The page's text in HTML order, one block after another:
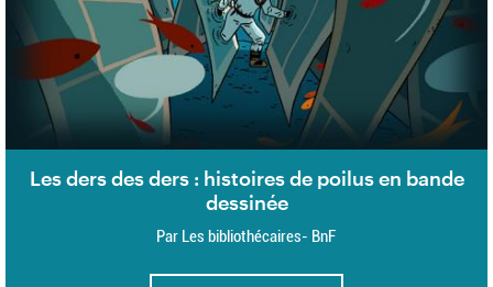
Les ders des ders : histoires de poilus en bande
dessinée
Par Les bibliothécaires- BnF